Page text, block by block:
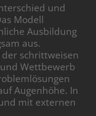
und
Modell
Ausbildung
aus.
schrittweisen
Wettbewerb
Augenhöhe. In
mit externen